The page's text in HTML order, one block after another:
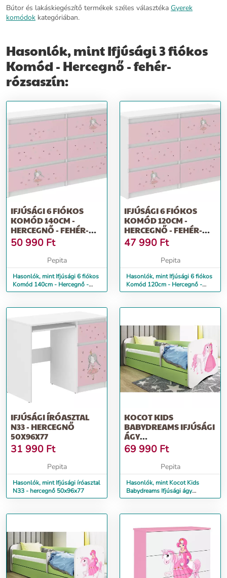
Bútor és lakáskiegészítő termékek széles választéka Gyerek
komódok kategóriában.
Hasonlók, mint Ifjúsági 3 fiókos
Komód - Hercegnő - fehér-
rózsaszín:
IFJÚSÁGI 6 FIÓKOS
KOMÓD 140CM -
HERCEGNŐ - FEHÉR-
RÓZSASZÍN
50 990 Ft
Pepita
Hasonlók, mint Ifjúsági 6 fiókos
Komód 140cm - Hercegnő -
fehér-rózsaszín
IFJÚSÁGI 6 FIÓKOS
KOMÓD 120CM -
HERCEGNŐ - FEHÉR-
RÓZSASZÍN
47 990 Ft
Pepita
Hasonlók, mint Ifjúsági 6 fiókos
Komód 120cm - Hercegnő -
fehér-rózsaszín
IFJÚSÁGI ÍRÓASZTAL
N33 - HERCEGNŐ
50X96X77
31 990 Ft
Pepita
Hasonlók, mint Ifjúsági íróasztal
N33 - hercegnő 50x96x77
KOCOT KIDS
BABYDREAMS IFJÚSÁGI
ÁGY
ÁGYNEMŰTARTÓVAL -
HERCEGNŐ ÉS...
69 990 Ft
Pepita
Hasonlók, mint Kocot Kids
Babydreams Ifjúsági ágy
ágyneműtartóval - Hercegnő